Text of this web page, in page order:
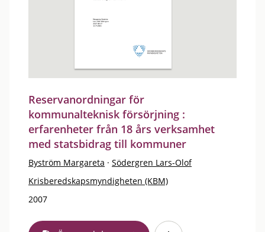
Reservanordningar för
kommunalteknisk försörjning :
erfarenheter från 18 års verksamhet
med statsbidrag till kommuner
Byström Margareta · Södergren Lars-Olof
Krisberedskapsmyndigheten (KBM)
2007